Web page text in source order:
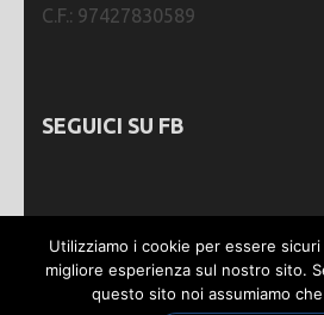
C.F.: 97427830589
SEGUICI SU FB
Webmastering bySGWEB |
Utilizziamo i cookie per essere
migliore esperienza sul nostro sito.
questo sito noi assumiamo